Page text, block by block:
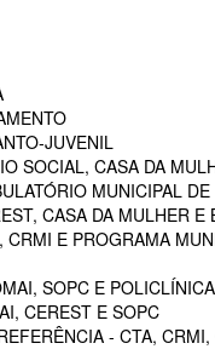
JUVENIL
SOCIAL, CASA DA
MUNICIPAL
CASA DA MULHER
E PROGRAMA
SOPC E
CEREST E SOPC
- CTA,